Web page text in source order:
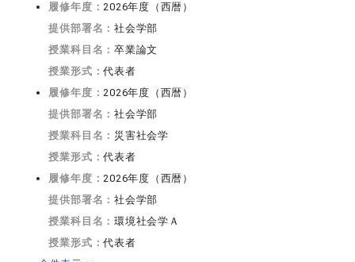
履修年度：2026年度（西暦）
提供部署名：社会学部
授業科目名：卒業論文
授業形式：代表者
履修年度：2026年度（西暦）
提供部署名：社会学部
授業科目名： 災害社会学
授業形式：代表者
履修年度：2026年度（西暦）
提供部署名：社会学部
授業科目名：環境社会学Ａ
授業形式：代表者